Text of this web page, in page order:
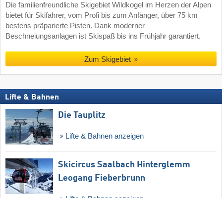
Die familienfreundliche Skigebiet Wildkogel im Herzen der Alpen
bietet für Skifahrer, vom Profi bis zum Anfänger, über 75 km
bestens präparierte Pisten. Dank moderner
Beschneiungsanlagen ist Skispaß bis ins Frühjahr garantiert.
Zum Skigebiet
Lifte & Bahnen
Die Tauplitz
Lifte & Bahnen anzeigen
Skicircus Saalbach Hinterglemm
Leogang Fieberbrunn